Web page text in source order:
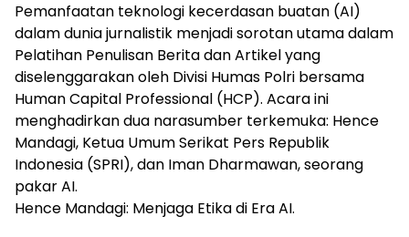
Pemanfaatan teknologi kecerdasan buatan (AI)
dalam dunia jurnalistik menjadi sorotan utama dalam
Pelatihan Penulisan Berita dan Artikel yang
diselenggarakan oleh Divisi Humas Polri bersama
Human Capital Professional (HCP). Acara ini
menghadirkan dua narasumber terkemuka: Hence
Mandagi, Ketua Umum Serikat Pers Republik
Indonesia (SPRI), dan Iman Dharmawan, seorang
pakar AI.
Hence Mandagi: Menjaga Etika di Era AI.